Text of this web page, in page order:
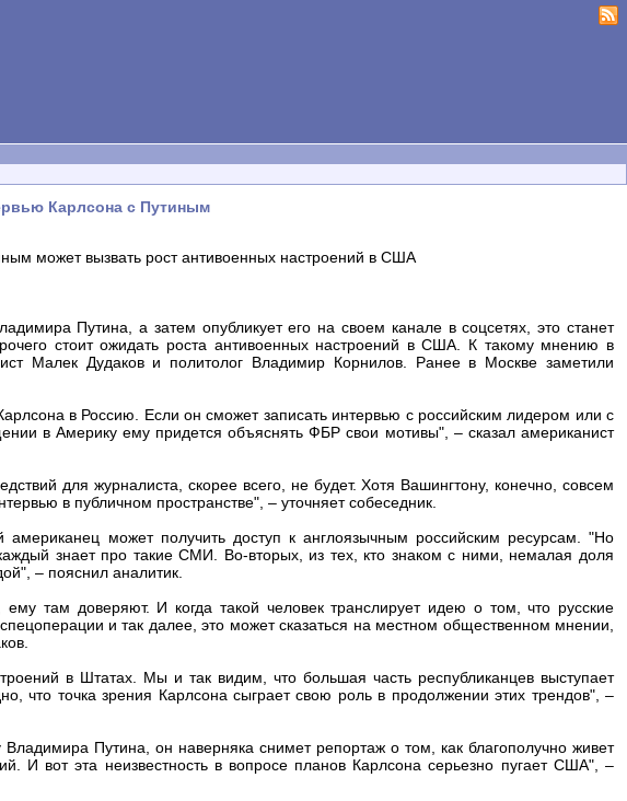
Карлсона с Путиным
может вызвать рост антивоенных настроений в США
Путина, а затем опубликует его на своем канале в соцсетях, это станет
стоит ожидать роста антивоенных настроений в США. К такому мнению в
Малек Дудаков и политолог Владимир Корнилов. Ранее в Москве заметили
в Россию. Если он сможет записать интервью с российским лидером или с
в Америку ему придется объяснять ФБР свои мотивы", – сказал американист
для журналиста, скорее всего, не будет. Хотя Вашингтону, конечно, совсем
в публичном пространстве", – уточняет собеседник.
может получить доступ к англоязычным российским ресурсам. "Но
знает про такие СМИ. Во-вторых, из тех, кто знаком с ними, немалая доля
– пояснил аналитик.
там доверяют. И когда такой человек транслирует идею о том, что русские
и так далее, это может сказаться на местном общественном мнении,
в Штатах. Мы и так видим, что большая часть республиканцев выступает
что точка зрения Карлсона сыграет свою роль в продолжении этих трендов", –
Путина, он наверняка снимет репортаж о том, как благополучно живет
И вот эта неизвестность в вопросе планов Карлсона серьезно пугает США", –